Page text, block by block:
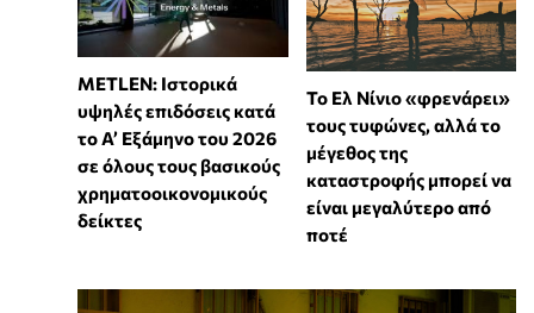
METLEN: Ιστορικά
υψηλές επιδόσεις κατά
το Α’ Εξάμηνο του 2026
σε όλους τους βασικούς
χρηματοοικονομικούς
δείκτες
Το Ελ Νίνιο «φρενάρει»
τους τυφώνες, αλλά το
μέγεθος της
καταστροφής μπορεί να
είναι μεγαλύτερο από
ποτέ